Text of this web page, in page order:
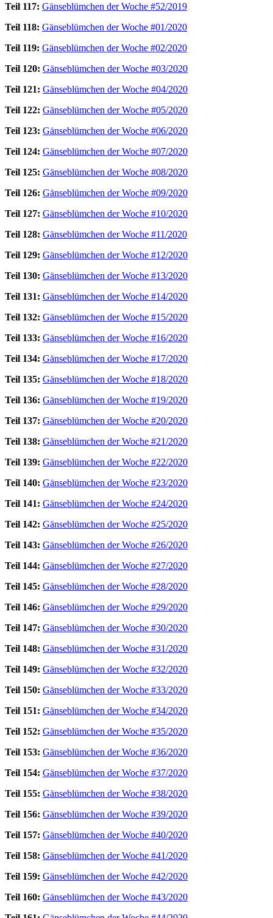
Teil 117: Gänseblümchen der Woche #52/2019
Teil 118: Gänseblümchen der Woche #01/2020
Teil 119: Gänseblümchen der Woche #02/2020
Teil 120: Gänseblümchen der Woche #03/2020
Teil 121: Gänseblümchen der Woche #04/2020
Teil 122: Gänseblümchen der Woche #05/2020
Teil 123: Gänseblümchen der Woche #06/2020
Teil 124: Gänseblümchen der Woche #07/2020
Teil 125: Gänseblümchen der Woche #08/2020
Teil 126: Gänseblümchen der Woche #09/2020
Teil 127: Gänseblümchen der Woche #10/2020
Teil 128: Gänseblümchen der Woche #11/2020
Teil 129: Gänseblümchen der Woche #12/2020
Teil 130: Gänseblümchen der Woche #13/2020
Teil 131: Gänseblümchen der Woche #14/2020
Teil 132: Gänseblümchen der Woche #15/2020
Teil 133: Gänseblümchen der Woche #16/2020
Teil 134: Gänseblümchen der Woche #17/2020
Teil 135: Gänseblümchen der Woche #18/2020
Teil 136: Gänseblümchen der Woche #19/2020
Teil 137: Gänseblümchen der Woche #20/2020
Teil 138: Gänseblümchen der Woche #21/2020
Teil 139: Gänseblümchen der Woche #22/2020
Teil 140: Gänseblümchen der Woche #23/2020
Teil 141: Gänseblümchen der Woche #24/2020
Teil 142: Gänseblümchen der Woche #25/2020
Teil 143: Gänseblümchen der Woche #26/2020
Teil 144: Gänseblümchen der Woche #27/2020
Teil 145: Gänseblümchen der Woche #28/2020
Teil 146: Gänseblümchen der Woche #29/2020
Teil 147: Gänseblümchen der Woche #30/2020
Teil 148: Gänseblümchen der Woche #31/2020
Teil 149: Gänseblümchen der Woche #32/2020
Teil 150: Gänseblümchen der Woche #33/2020
Teil 151: Gänseblümchen der Woche #34/2020
Teil 152: Gänseblümchen der Woche #35/2020
Teil 153: Gänseblümchen der Woche #36/2020
Teil 154: Gänseblümchen der Woche #37/2020
Teil 155: Gänseblümchen der Woche #38/2020
Teil 156: Gänseblümchen der Woche #39/2020
Teil 157: Gänseblümchen der Woche #40/2020
Teil 158: Gänseblümchen der Woche #41/2020
Teil 159: Gänseblümchen der Woche #42/2020
Teil 160: Gänseblümchen der Woche #43/2020